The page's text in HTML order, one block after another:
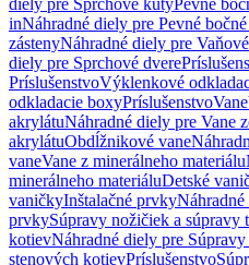
diely pre Sprchové kútyPevné
inNáhradné diely pre Pevné
zástenyNáhradné diely pre
diely pre Sprchové dvere
PríslušenstvoVýklenkové
odkladacie boxyPríslušenstvoVane
akrylátuNáhradné diely pre Vane
akrylátuObdĺžnikové vane
vaneVane z minerálneho materiálu
minerálneho materiáluDetské
vaničkyInštalačné prvky
prvkySúpravy nožičiek a súpravy
kotievNáhradné diely pre
stenových kotievPríslušenstvo